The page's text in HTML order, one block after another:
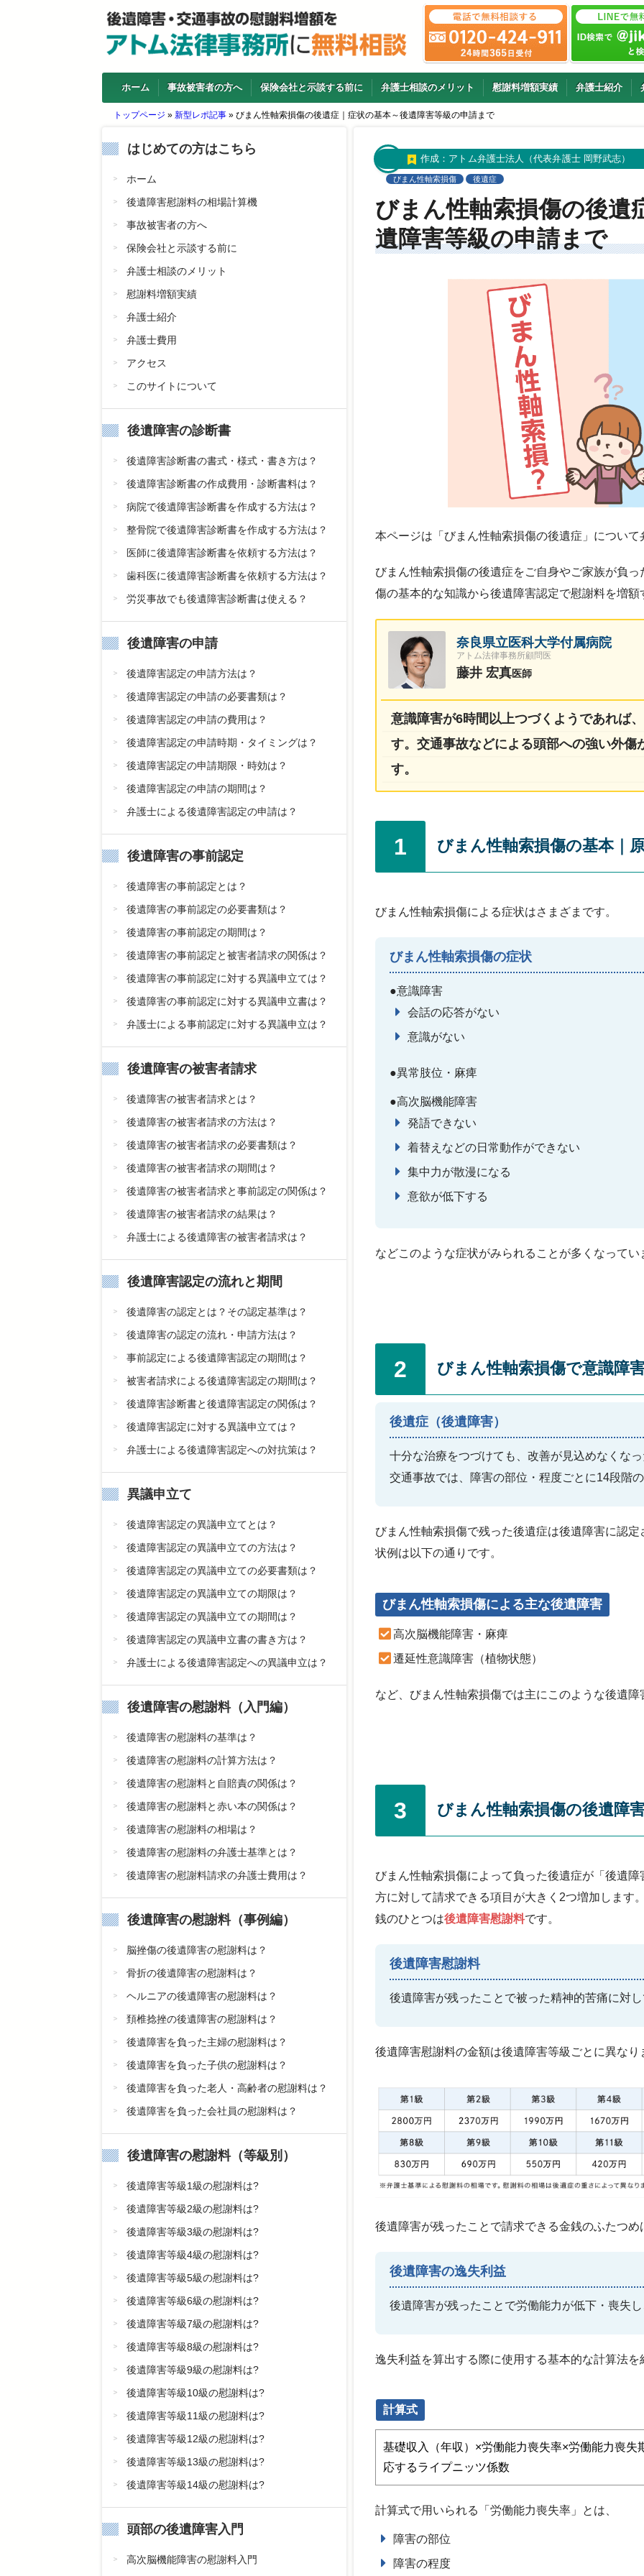
ホーム 事故被害者の方へ 保険会社と示談する前に 弁護士相談のメリット 慰謝料増額実績 弁護士紹介
トップページ » 新型レポ記事» びまん性軸索損傷の後遺症｜症状の基本～後遺障害等級の申請まで
作成： アトム弁護士法人（代表弁護士 岡野武志）
びまん性軸索損傷 後遺症
びまん性軸索損傷の後遺
遺障害等級の申請まで
本ページは「びまん性軸索損傷の後遺症」につい
びまん性軸索損傷の後遺症をご自身やご家族が負
傷の基本的な知識から後遺障害認定で慰謝料を増
奈良県立医科大学付属病院
アトム法律事務所顧問医
藤井 宏真医師
意識障害が6時間以上つづくようであれば
す。交通事故などによる頭部への強い外傷
す。
1 びまん性軸索損傷の基本｜
びまん性軸索損傷による症状はさまざまです。
びまん性軸索損傷の症状
●意識障害
会話の応答がない
意識がない
●異常肢位・麻痺
●高次脳機能障害
発語できない
着替えなどの日常動作ができない
集中力が散漫になる
意欲が低下する
などこのような症状がみられることが多くなってい
2 びまん性軸索損傷で意識障
後遺症（後遺障害）
十分な治療をつづけても、改善が見込めなくな
交通事故では、障害の部位・程度ごとに14段階
びまん性軸索損傷で残った後遺症は後遺障害に認
状例は以下の通りです。
びまん性軸索損傷による主な後遺障害
高次脳機能障害・麻痺
遷延性意識障害（植物状態）
など、びまん性軸索損傷では主にこのような後遺
3 びまん性軸索損傷の後遺障
びまん性軸索損傷によって負った後遺症が「後遺
方に対して請求できる項目が大きく2つ増加します
銭のひとつは後遺障害慰謝料です。
後遺障害慰謝料
後遺障害が残ったことで被った精神的苦痛に対
後遺障害慰謝料の金額は後遺障害等級ごとに異なり
後遺障害が残ったことで請求できる金銭のふたつめ
後遺障害の逸失利益
後遺障害が残ったことで労働能力が低下・喪失
逸失利益を算出する際に使用する基本的な計算法を
計算式
基礎収入（年収）×労働能力喪失率×労働能力喪失
応するライプニッツ係数
計算式で用いられる「労働能力喪失率」とは、
障害の部位
障害の程度
はじめての方はこちら
ホーム
後遺障害慰謝料の相場計算機
事故被害者の方へ
保険会社と示談する前に
弁護士相談のメリット
慰謝料増額実績
弁護士紹介
弁護士費用
アクセス
このサイトについて
後遺障害の診断書
後遺障害診断書の書式・様式・書き方は？
後遺障害診断書の作成費用・診断書料は？
病院で後遺障害診断書を作成する方法は？
整骨院で後遺障害診断書を作成する方法は？
医師に後遺障害診断書を依頼する方法は？
歯科医に後遺障害診断書を依頼する方法は？
労災事故でも後遺障害診断書は使える？
後遺障害の申請
後遺障害認定の申請方法は？
後遺障害認定の申請の必要書類は？
後遺障害認定の申請の費用は？
後遺障害認定の申請時期・タイミングは？
後遺障害認定の申請期限・時効は？
後遺障害認定の申請の期間は？
弁護士による後遺障害認定の申請は？
後遺障害の事前認定
後遺障害の事前認定とは？
後遺障害の事前認定の必要書類は？
後遺障害の事前認定の期間は？
後遺障害の事前認定と被害者請求の関係は？
後遺障害の事前認定に対する異議申立ては？
後遺障害の事前認定に対する異議申立書は？
弁護士による事前認定に対する異議申立は？
後遺障害の被害者請求
後遺障害の被害者請求とは？
後遺障害の被害者請求の方法は？
後遺障害の被害者請求の必要書類は？
後遺障害の被害者請求の期間は？
後遺障害の被害者請求と事前認定の関係は？
後遺障害の被害者請求の結果は？
弁護士による後遺障害の被害者請求は？
後遺障害認定の流れと期間
後遺障害の認定とは？その認定基準は？
後遺障害の認定の流れ・申請方法は？
事前認定による後遺障害認定の期間は？
被害者請求による後遺障害認定の期間は？
後遺障害診断書と後遺障害認定の関係は？
後遺障害認定に対する異議申立ては？
弁護士による後遺障害認定への対抗策は？
異議申立て
後遺障害認定の異議申立てとは？
後遺障害認定の異議申立ての方法は？
後遺障害認定の異議申立ての必要書類は？
後遺障害認定の異議申立ての期限は？
後遺障害認定の異議申立ての期間は？
後遺障害認定の異議申立書の書き方は？
弁護士による後遺障害認定への異議申立は？
後遺障害の慰謝料（入門編）
後遺障害の慰謝料の基準は？
後遺障害の慰謝料の計算方法は？
後遺障害の慰謝料と自賠責の関係は？
後遺障害の慰謝料と赤い本の関係は？
後遺障害の慰謝料の相場は？
後遺障害の慰謝料の弁護士基準とは？
後遺障害の慰謝料請求の弁護士費用は？
後遺障害の慰謝料（事例編）
脳挫傷の後遺障害の慰謝料は？
骨折の後遺障害の慰謝料は？
ヘルニアの後遺障害の慰謝料は？
頚椎捻挫の後遺障害の慰謝料は？
後遺障害を負った主婦の慰謝料は？
後遺障害を負った子供の慰謝料は？
後遺障害を負った老人・高齢者の慰謝料は？
後遺障害を負った会社員の慰謝料は？
後遺障害の慰謝料（等級別）
後遺障害等級1級の慰謝料は?
後遺障害等級2級の慰謝料は?
後遺障害等級3級の慰謝料は?
後遺障害等級4級の慰謝料は?
後遺障害等級5級の慰謝料は?
後遺障害等級6級の慰謝料は?
後遺障害等級7級の慰謝料は?
後遺障害等級8級の慰謝料は?
後遺障害等級9級の慰謝料は?
後遺障害等級10級の慰謝料は?
後遺障害等級11級の慰謝料は?
後遺障害等級12級の慰謝料は?
後遺障害等級13級の慰謝料は?
後遺障害等級14級の慰謝料は?
頭部の後遺障害入門
高次脳機能障害の慰謝料入門